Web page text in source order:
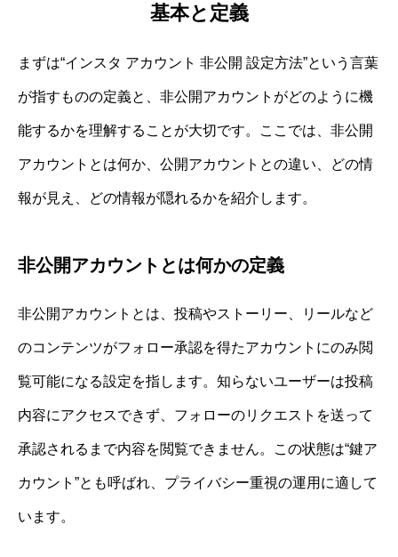
基本と定義
まずは“インスタ アカウント 非公開 設定方法”という言葉
が指すものの定義と、非公開アカウントがどのように機
能するかを理解することが大切です。ここでは、非公開
アカウントとは何か、公開アカウントとの違い、どの情
報が見え、どの情報が隠れるかを紹介します。
非公開アカウントとは何かの定義
非公開アカウントとは、投稿やストーリー、リールなど
のコンテンツがフォロー承認を得たアカウントにのみ閲
覧可能になる設定を指します。知らないユーザーは投稿
内容にアクセスできず、フォローのリクエストを送って
承認されるまで内容を閲覧できません。この状態は“鍵ア
カウント”とも呼ばれ、プライバシー重視の運用に適して
います。